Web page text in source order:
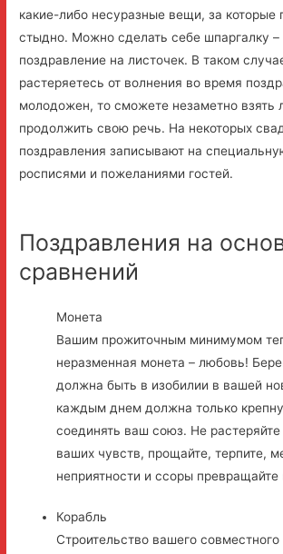
какие-либо несуразные вещи, за которые
стыдно. Можно сделать себе шпаргалку –
поздравление на листочек. В таком
растеряетесь от волнения во время
молодожен, то сможете незаметно взять
продолжить свою речь. На некоторых
поздравления записывают на
росписями и пожеланиями гостей.
Поздравления на
сравнений
Монета
Вашим прожиточным минимумом
неразменная монета – любовь!
должна быть в изобилии в вашей
каждым днем должна только
соединять ваш союз. Не растеряйте
ваших чувств, прощайте, терпите,
неприятности и ссоры превращайте
Корабль
Строительство вашего совместного